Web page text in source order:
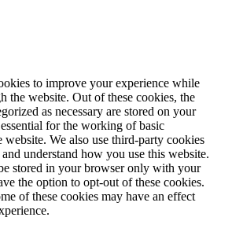
to improve your experience while
the website. Out of these cookies, the
as necessary are stored on your
for the working of basic
We also use third-party cookies
understand how you use this website.
stored in your browser only with your
the option to opt-out of these cookies.
of these cookies may have an effect